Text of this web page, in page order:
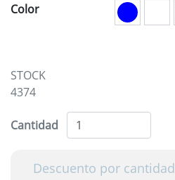
Color
STOCK
4374
Cantidad
Descuento por cantidad